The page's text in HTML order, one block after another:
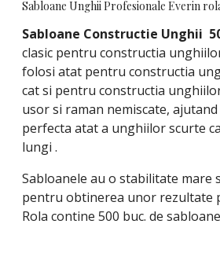
Sabloane Unghii Profesionale Everin
Sabloane Constructie Unghii
clasic pentru constructia
folosi atat pentru constructia
cat si pentru constructia
usor si raman nemiscate,
perfecta atat a unghiilor scurte
lungi .
Sabloanele au o stabilitate mare
pentru obtinerea unor rezultate
Rola contine 500 buc. de